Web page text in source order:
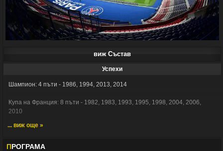
виж Състав
Успехи
Шампион: 4 пъти - 1986, 1994, 2013, 2014
Купа на Франция: 8 пъти - 1982, 1983, 1993, 1995, 1998, 2004, 2006,
2010
Купа на Лигата: 3 пъти - 1995, 1998, 2008
Суперкупа на Франция: 4 пъти - 1995, 1998, 2013, 2014
... виж още »
ПРОГРАМА